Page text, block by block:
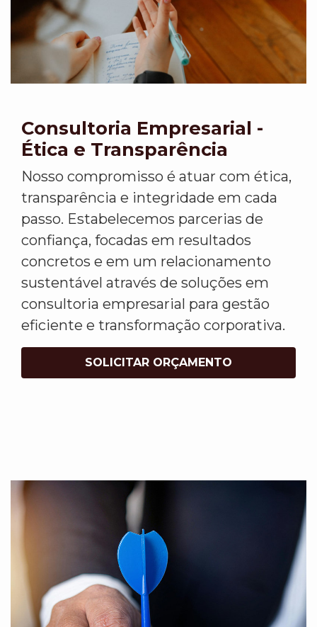
Consultoria Empresarial -
Ética e Transparência
Nosso compromisso é atuar com ética,
transparência e integridade em cada
passo. Estabelecemos parcerias de
confiança, focadas em resultados
concretos e em um relacionamento
sustentável através de soluções em
consultoria empresarial para gestão
eficiente e transformação corporativa.
SOLICITAR ORÇAMENTO